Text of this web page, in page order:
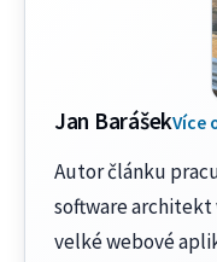
Jan BarášekVíce
Autor článku
software architekt
velké webové